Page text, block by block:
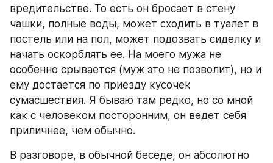
вредительстве. То есть он бросает в стену
чашки, полные воды, может сходить в туалет в
постель или на пол, может подозвать сиделку и
начать оскорблять ее. На моего мужа не
особенно срывается (муж это не позволит), но и
ему достается по приезду кусочек
сумасшествия. Я бываю там редко, но со мной
как с человеком посторонним, он ведет себя
приличнее, чем обычно.
В разговоре, в обычной беседе, он абсолютно